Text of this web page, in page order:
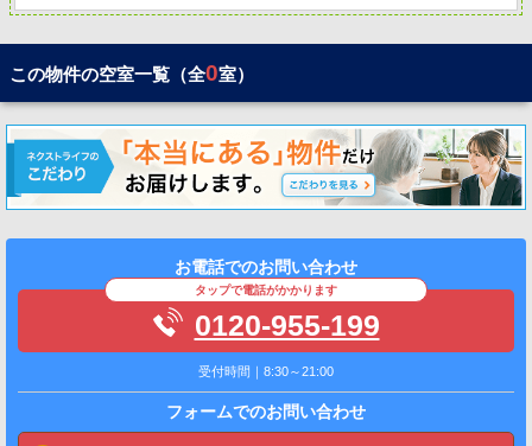
この物件の空室一覧（全0室）
お電話でのお問い合わせ
タップで電話がかかります
0120-955-199
受付時間｜8:30～21:00
フォームでのお問い合わせ